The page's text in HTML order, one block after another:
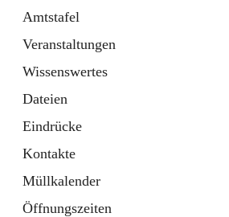
Amtstafel
Veranstaltungen
Wissenswertes
Dateien
Eindrücke
Kontakte
Müllkalender
Öffnungszeiten
Tab
Region Schneebergland
Externe Webseite
öffnet
in
neuem
Tab